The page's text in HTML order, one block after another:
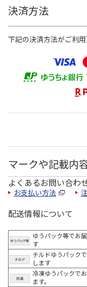
決済方法
下記の決済方法がご利用
マークや記載内
よくあるお問い合わ
お支払い方法
配送情報について
ゆうパック等でお
す
チルドゆうパック
します
冷凍ゆうパックで
ます。